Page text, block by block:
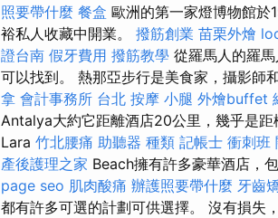
照要帶什麼 餐盒 歐洲的第一家燈博物館於
裕私人收藏中開業。 撥筋創業 苗栗外燴
證台南 假牙費用 撥筋教學 從羅馬人的羅
可以找到。 熱那亞步行是美食家，攝影師
拿 會計事務所 台北 按摩 小腿 外燴buffet
Antalya大約它距離酒店20公里，幾乎是距
Lara 竹北腰痛 助聽器 種類 記帳士 衝刺班
產後護理之家 Beach擁有許多豪華酒店，
page seo 肌肉酸痛 辦護照要帶什麼 牙齒
都有許多可選的計劃可供選擇。 沒有損失